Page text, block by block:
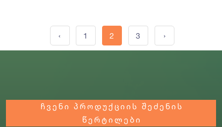
‹ 1 2 3 ›
ჩვენი პროდუქციის შეძენის
წერტილები